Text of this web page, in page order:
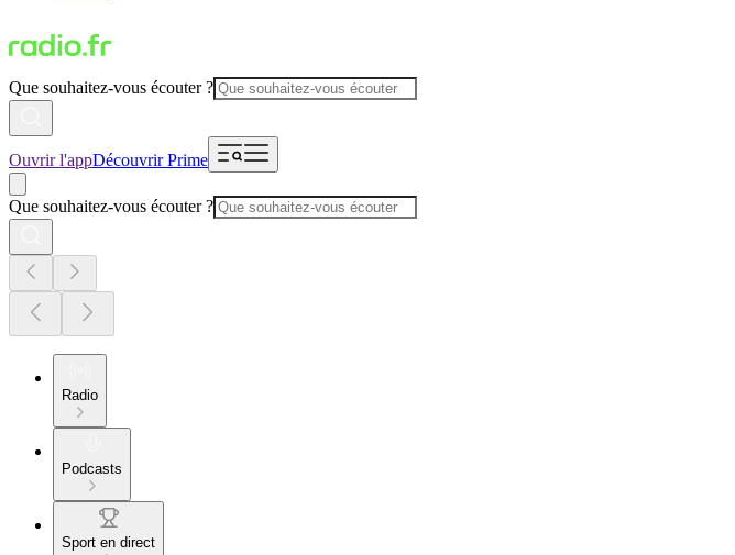
Que souhaitez-vous écouter ?
Ouvrir l'appDécouvrir Prime
Que souhaitez-vous écouter ?
Radio
Podcasts
Sport en direct